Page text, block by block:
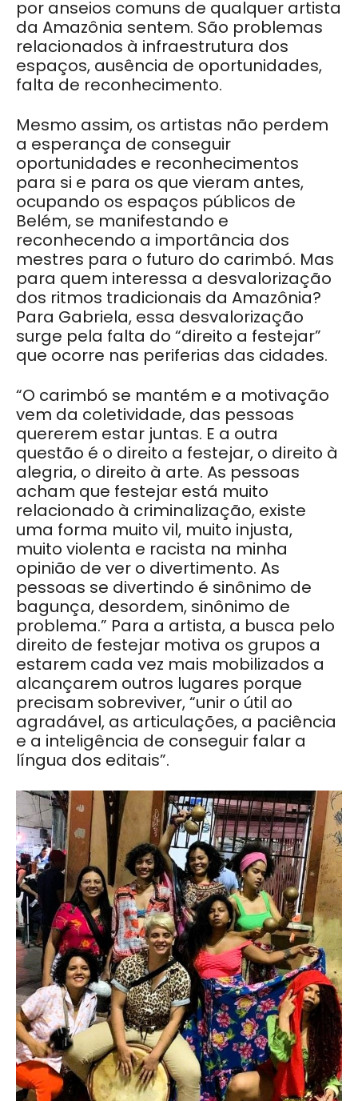
por anseios comuns de qualquer artista
da Amazônia sentem. São problemas
relacionados à infraestrutura dos
espaços, ausência de oportunidades,
falta de reconhecimento.
Mesmo assim, os artistas não perdem
a esperança de conseguir
oportunidades e reconhecimentos
para si e para os que vieram antes,
ocupando os espaços públicos de
Belém, se manifestando e
reconhecendo a importância dos
mestres para o futuro do carimbó. Mas
para quem interessa a desvalorização
dos ritmos tradicionais da Amazônia?
Para Gabriela, essa desvalorização
surge pela falta do “direito a festejar”
que ocorre nas periferias das cidades.
“O carimbó se mantém e a motivação
vem da coletividade, das pessoas
quererem estar juntas. E a outra
questão é o direito a festejar, o direito à
alegria, o direito à arte. As pessoas
acham que festejar está muito
relacionado à criminalização, existe
uma forma muito vil, muito injusta,
muito violenta e racista na minha
opinião de ver o divertimento. As
pessoas se divertindo é sinônimo de
bagunça, desordem, sinônimo de
problema.” Para a artista, a busca pelo
direito de festejar motiva os grupos a
estarem cada vez mais mobilizados a
alcançarem outros lugares porque
precisam sobreviver, “unir o útil ao
agradável, as articulações, a paciência
e a inteligência de conseguir falar a
língua dos editais”.